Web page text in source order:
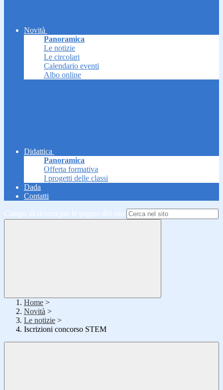
Novità
Panoramica
Le notizie
Le circolari
Calendario eventi
Albo online
Didattica
Panoramica
Offerta formativa
I progetti delle classi
Dada
Contatti
Campo di ricerca per le pagine del sito
Home >
Novità >
Le notizie >
Iscrizioni concorso STEM